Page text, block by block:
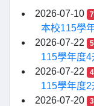
2026-07-10
本校115學
2026-07-22
115學年度
2026-07-22
115學年度
2026-07-20